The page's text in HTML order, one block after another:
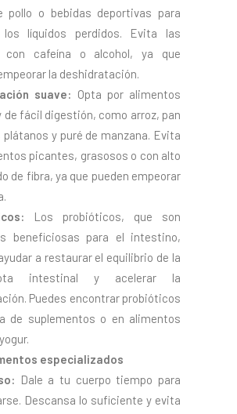
pollo o bebidas deportivas para
los líquidos perdidos. Evita las
con cafeína o alcohol, ya que
la deshidratación.
suave: Opta por alimentos
de fácil digestión, como arroz, pan
y puré de manzana. Evita
picantes, grasosos o con alto
de fibra, ya que pueden empeorar
Los probióticos, que son
beneficiosas para el intestino,
a restaurar el equilibrio de la
intestinal y acelerar la
Puedes encontrar probióticos
de suplementos o en alimentos
especializados
Dale a tu cuerpo tiempo para
Descansa lo suficiente y evita